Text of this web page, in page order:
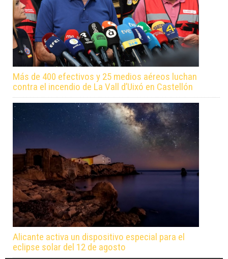
Más de 400 efectivos y 25 medios aéreos luchan
contra el incendio de La Vall d’Uixó en Castellón
Alicante activa un dispositivo especial para el
eclipse solar del 12 de agosto